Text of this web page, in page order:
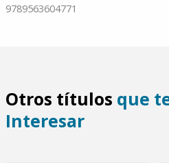
9789563604771
Otros títulos que
Interesar